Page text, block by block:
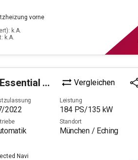
vorne
k.A.
k.A.
Trim Vergleichen
2022
Leistung
184 PS/135 kW
Standort
München / Eching
Navi